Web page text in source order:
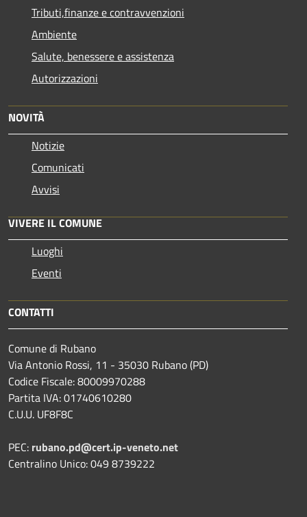
Tributi,finanze e contravvenzioni
Ambiente
Salute, benessere e assistenza
Autorizzazioni
NOVITÀ
Notizie
Comunicati
Avvisi
VIVERE IL COMUNE
Luoghi
Eventi
CONTATTI
Comune di Rubano
Via Antonio Rossi, 11 - 35030 Rubano (PD)
Codice Fiscale: 80009970288
Partita IVA: 01740610280
C.U.U. UF8F8C
PEC: rubano.pd@cert.ip-veneto.net
Centralino Unico: 049 8739222